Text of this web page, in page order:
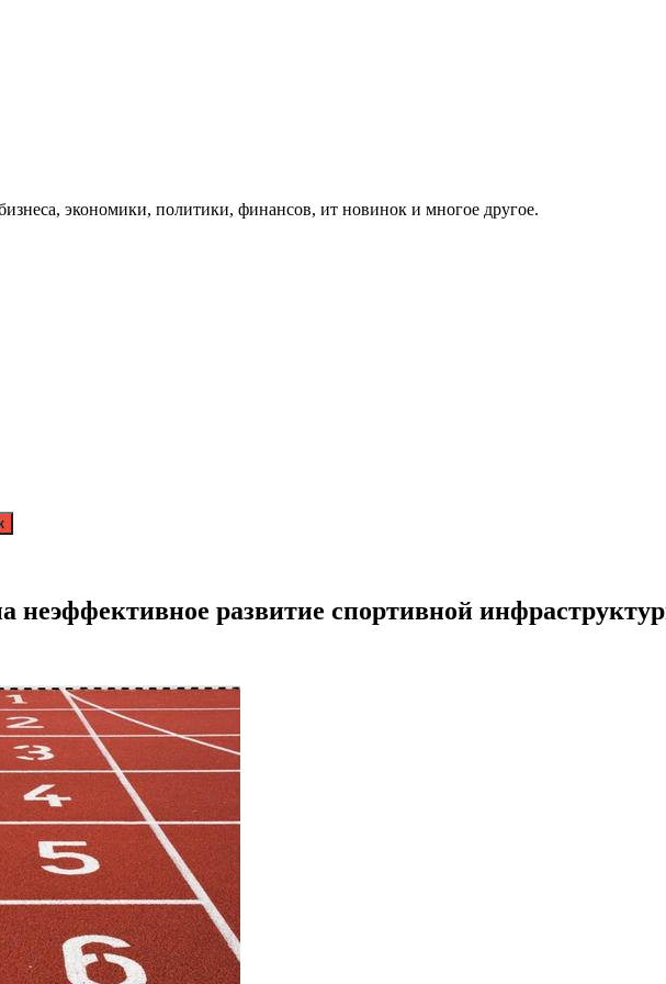
экономики, политики, финансов, ит новинок и многое другое.
неэффективное развитие спортивной